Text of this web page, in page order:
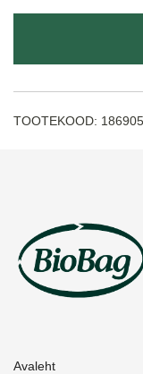
TOOTEKOOD: 186905
Avaleht